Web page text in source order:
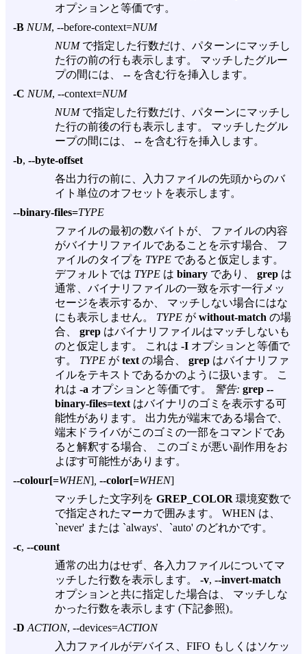
オプションと等価です。
-B NUM, --before-context=NUM
NUMで指定した行数だけ、パターンにマッチし
た行の前の行も表示します。 マッチしたグルー
プの間には、 -- を含む行を挿入します。
-C NUM, --context=NUM
NUMで指定した行数だけ、パターンにマッチし
た行の前後の行も表示します。 マッチしたグル
ープの間には、 -- を含む行を挿入します。
-b, --byte-offset
各出力行の前に、入力ファイルの先頭からのバ
イト単位のオフセットを表示します。
--binary-files=TYPE
ファイルの最初の数バイトが、 ファイルの内容
がバイナリファイルであることを示す場合、 フ
ァイルのタイプを TYPE であると仮定します。
デフォルトでは TYPE は binary であり、 grep は
通常、バイナリファイルの一致を示す一行メッ
セージを表示するか、 マッチしない場合にはな
にも表示しません。 TYPE が without-match の場
合、 grep はバイナリファイルはマッチしないも
のと仮定します。 これは -I オプションと等価で
す。 TYPE が text の場合、 grep はバイナリファ
イルをテキストであるかのように扱います。 こ
れは -a オプションと等価です。 警告: grep --
binary-files=text はバイナリのゴミを表示する可
能性があります。 出力先が端末である場合で、
端末ドライバがこのゴミの一部をコマンドであ
ると解釈する場合、 このゴミが悪い副作用をお
よぼす可能性があります。
--colour[=WHEN] --color[=WHEN]
マッチした文字列を GREP_COLOR 環境変数で
で指定されたマーカで囲みます。 WHEN は、
`never' または `always'、`auto' のどれかです。
-c, --count
通常の出力はせず、各入力ファイルについてマ
ッチした行数を表示します。 -v, --invert-match
オプションと共に指定した場合は、 マッチしな
かった行数を表示します (下記参照)。
-D ACTION, --devices=ACTION
入力ファイルがデバイス、FIFO もしくはソケッ